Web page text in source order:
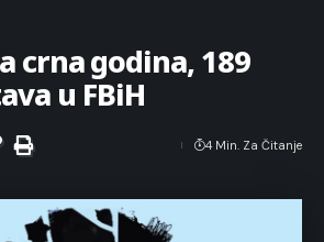
crna godina, 189
u FBiH
4 Min. Za Čitanje